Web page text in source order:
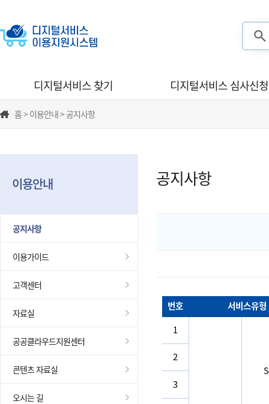
디지털서비스 찾기 디지털서비스 심사신청
홈 > 이용안내 > 공지사항
이용안내
공지사항
이용가이드
고객센터
자료실
공공클라우드지원센터
콘텐츠 자료실
오시는 길
공지사항
번호
서비스유형
1
2
3